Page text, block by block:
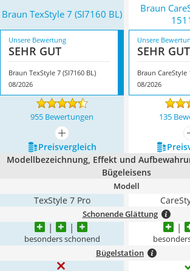
Braun TexStyle 7 (SI7160 BL)
Braun
Unsere Bewertung
SEHR GUT
Braun TexStyle 7 (SI7160 BL)
08/2026
Unsere
SEHR GUT
08/2026
955 Bewertungen 135
mehr anzeigen
Preis­vergleich
Modellbezeichnung, Effekt und
Bügeleisens
Modell
TexStyle 7 Pro
Schonende Glättung
besonders schonend
Bügelstation